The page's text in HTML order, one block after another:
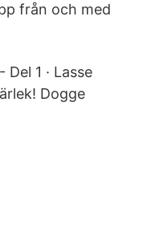
från och med
1 · Lasse
Dogge